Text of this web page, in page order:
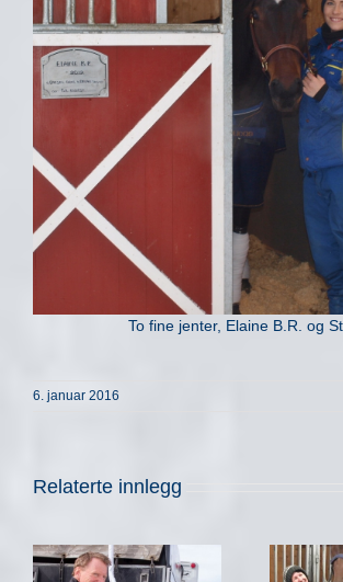
To fine jenter, Elaine B.R. og
6. januar 2016
Relaterte innlegg